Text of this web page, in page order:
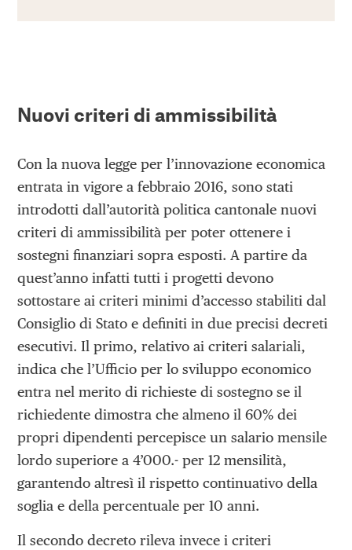
Nuovi criteri di ammissibilità
Con la nuova legge per l’innovazione economica
entrata in vigore a febbraio 2016, sono stati
introdotti dall’autorità politica cantonale nuovi
criteri di ammissibilità per poter ottenere i
sostegni finanziari sopra esposti. A partire da
quest’anno infatti tutti i progetti devono
sottostare ai criteri minimi d’accesso stabiliti dal
Consiglio di Stato e definiti in due precisi decreti
esecutivi. Il primo, relativo ai criteri salariali,
indica che l’Ufficio per lo sviluppo economico
entra nel merito di richieste di sostegno se il
richiedente dimostra che almeno il 60% dei
propri dipendenti percepisce un salario mensile
lordo superiore a 4’000.- per 12 mensilità,
garantendo altresì il rispetto continuativo della
soglia e della percentuale per 10 anni.
Il secondo decreto rileva invece i criteri